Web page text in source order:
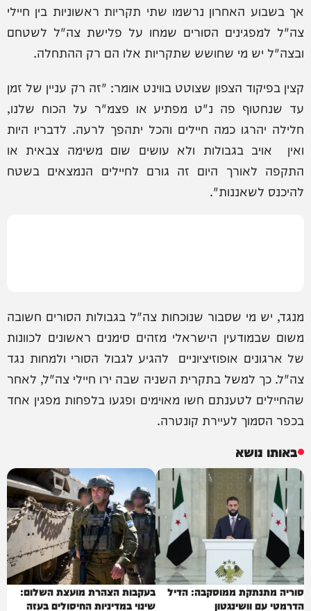
אך בשבוע האחרון נרשמו שתי תקריות ראשוניות בין חיילי
צה"ל למפגינים הסורים שמחו על פלישת צה"ל לשטחם
ובצה"ל יש מי שחושש שתקריות אלו הם רק ההתחלה.
קצין בפיקוד הצפון שצוטט בווינט אומר: "זה רק עניין של זמן
עד שנחטוף פה נ"ט מפתיע או פצמ"ר על הכוח שלנו,
חלילה יהרגו כמה חיילים והכל יתהפך לרעה. לדבריו היות
ואין אויב בגבולות ולא עושים שום משימה צבאית או
התקפה לאורך היום זה גורם לחיילים הנמצאים בשטח
להיכנס לשאננות".
מנגד, יש מי שסבור שנוכחות צה"ל בגבולות הסורים חשובה
משום שבמודעין הישראלי מזהים סימנים ראשונים לכוונות
של ארגונים אופוזיציוניים להגיע לגבול הסורי ולמחות נגד
צה"ל. כך למשל בתקרית השניה שבה ירו חיילי צה"ל, לאחר
שהחיילים לטענתם חשו מאוימים ופגעו בלפחות מפגין אחד
בכפר הסמוך לעיירת קונטרה.
באותו נושא
סוריה מתנתקת ממוסקבה: הדיל
הדרמטי עם וושינגטון
בעקבות הצהרת מועצת השלום:
שינוי במדיניות החיסולים בעזה